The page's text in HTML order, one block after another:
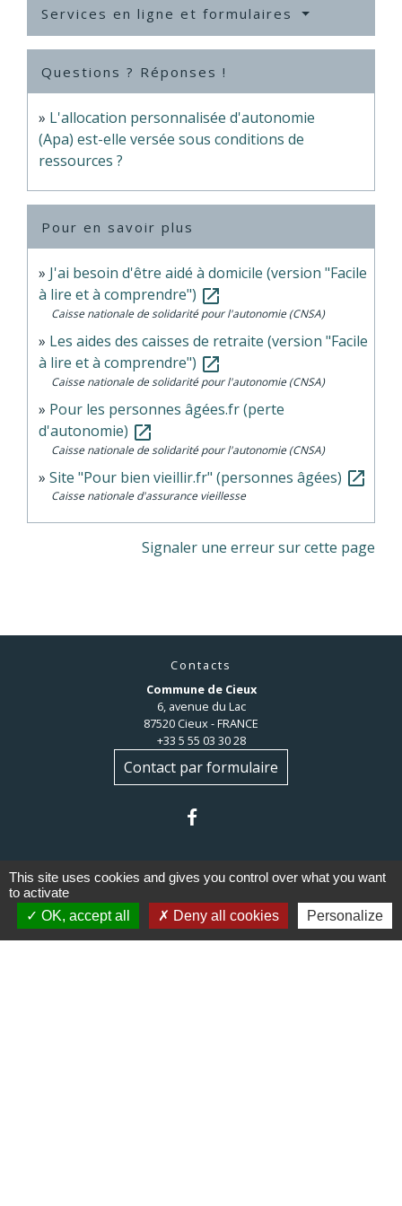
Services en ligne et formulaires
Questions ? Réponses !
L'allocation personnalisée d'autonomie
(Apa) est-elle versée sous conditions de
ressources ?
Pour en savoir plus
J'ai besoin d'être aidé à domicile (version "Facile
à lire et à comprendre") open_in_new
Caisse nationale de solidarité pour l'autonomie (CNSA)
Les aides des caisses de retraite (version "Facile
à lire et à comprendre") open_in_new
Caisse nationale de solidarité pour l'autonomie (CNSA)
Pour les personnes âgées.fr (perte
d'autonomie) open_in_new
Caisse nationale de solidarité pour l'autonomie (CNSA)
Site "Pour bien vieillir.fr" (personnes âgées) open_in_new
Caisse nationale d'assurance vieillesse
Signaler une erreur sur cette page
Contacts
Commune de Cieux
6, avenue du Lac
87520 Cieux - FRANCE
+33 5 55 03 30 28
Contact par formulaire
Liens
This site uses cookies and gives you control over what you want
to activate
OK, accept all
Deny all cookies Personalize